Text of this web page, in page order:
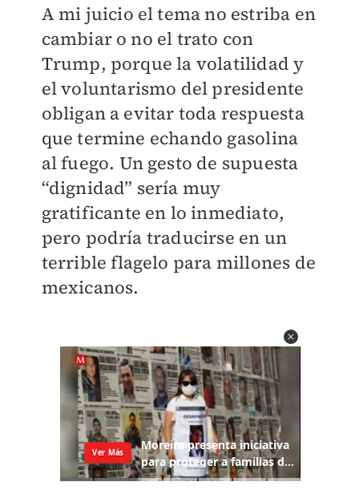
A mi juicio el tema no estriba en
cambiar o no el trato con
Trump, porque la volatilidad y
el voluntarismo del presidente
obligan a evitar toda respuesta
que termine echando gasolina
al fuego. Un gesto de supuesta
“dignidad” sería muy
gratificante en lo inmediato,
pero podría traducirse en un
terrible flagelo para millones de
mexicanos.